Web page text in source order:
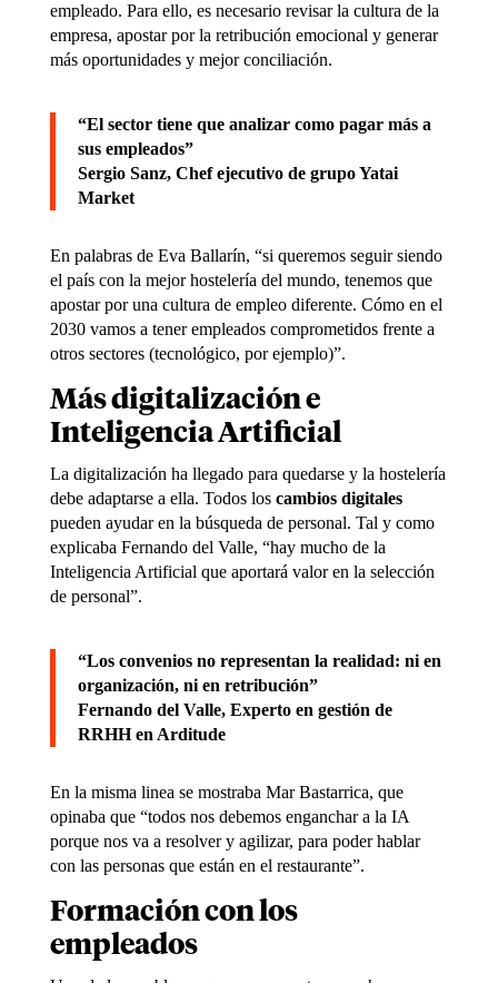
empleado. Para ello, es necesario revisar la cultura de la
empresa, apostar por la retribución emocional y generar
más oportunidades y mejor conciliación.
“El sector tiene que analizar como pagar más a
sus empleados”
Sergio Sanz,Chef ejecutivo de grupo Yatai
Market
En palabras de Eva Ballarín, “si queremos seguir siendo
el país con la mejor hostelería del mundo, tenemos que
apostar por una cultura de empleo diferente. Cómo en el
2030 vamos a tener empleados comprometidos frente a
otros sectores (tecnológico, por ejemplo)”.
Más digitalización e
Inteligencia Artificial
La digitalización ha llegado para quedarse y la hostelería
debe adaptarse a ella. Todos loscambios digitales
pueden ayudar en la búsqueda de personal. Tal y como
explicaba Fernando del Valle, “hay mucho de la
Inteligencia Artificial que aportará valor en la selección
de personal”.
“Los convenios no representan la realidad: ni en
organización, ni en retribución”
Fernando del Valle,Experto en gestión de
RRHH en Arditude
En la misma linea se mostraba Mar Bastarrica, que
opinaba que “todos nos debemos enganchar a la IA
porque nos va a resolver y agilizar, para poder hablar
con las personas que están en el restaurante”.
Formación con los
empleados